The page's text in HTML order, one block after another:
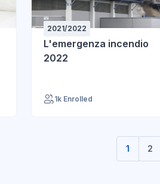
2021/2022
L'emergenza incendio
2022
1k Enrolled
1
(current)
2